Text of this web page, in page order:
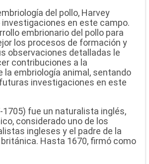
del pollo, Harvey
en este campo.
embrionario del pollo para
los procesos de formación y
observaciones detalladas le
contribuciones a la
la embriología animal, sentando
investigaciones en este
1705) fue un naturalista inglés,
considerado uno de los
ingleses y el padre de la
Hasta 1670, firmó como